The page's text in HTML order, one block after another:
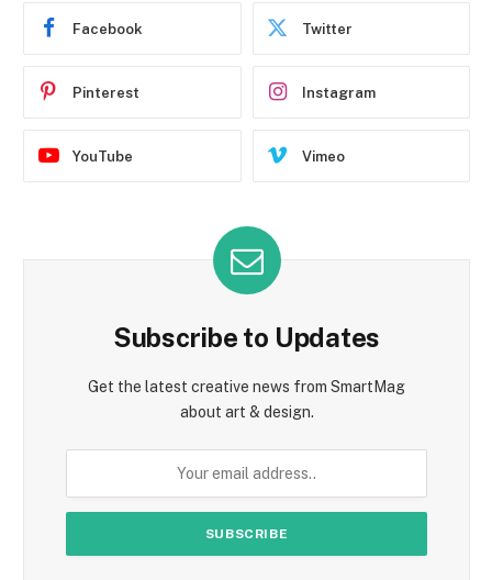
Facebook Twitter
Pinterest Instagram
YouTube Vimeo
Subscribe to Updates
Get the latest creative news from SmartMag
about art & design.